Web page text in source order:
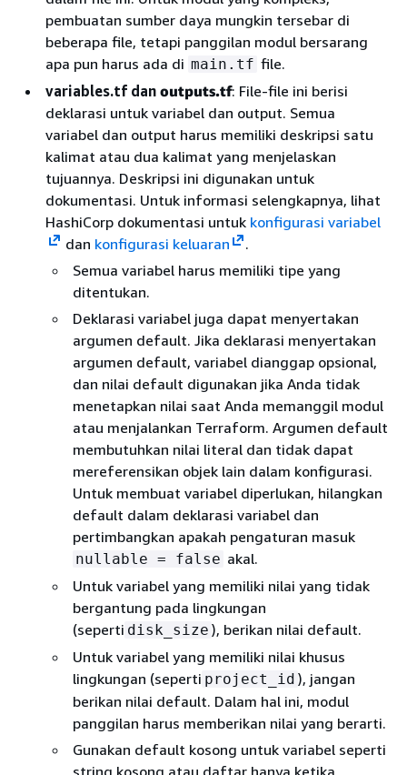
pembuatan sumber daya mungkin tersebar di
beberapa file, tetapi panggilan modul bersarang
apa pun harus ada di main.tf file.
variables.tf dan outputs.tf: File-file ini berisi
deklarasi untuk variabel dan output. Semua
variabel dan output harus memiliki deskripsi satu
kalimat atau dua kalimat yang menjelaskan
tujuannya. Deskripsi ini digunakan untuk
dokumentasi. Untuk informasi selengkapnya, lihat
HashiCorp dokumentasi untuk konfigurasi variabel
dan konfigurasi keluaran
.
Semua variabel harus memiliki tipe yang
ditentukan.
Deklarasi variabel juga dapat menyertakan
argumen default. Jika deklarasi menyertakan
argumen default, variabel dianggap opsional,
dan nilai default digunakan jika Anda tidak
menetapkan nilai saat Anda memanggil modul
atau menjalankan Terraform. Argumen default
membutuhkan nilai literal dan tidak dapat
mereferensikan objek lain dalam konfigurasi.
Untuk membuat variabel diperlukan, hilangkan
default dalam deklarasi variabel dan
pertimbangkan apakah pengaturan masuk
nullable = false akal.
Untuk variabel yang memiliki nilai yang tidak
bergantung pada lingkungan
(seperti disk_size ), berikan nilai default.
Untuk variabel yang memiliki nilai khusus
lingkungan (seperti project_id ), jangan
berikan nilai default. Dalam hal ini, modul
panggilan harus memberikan nilai yang berarti.
Gunakan default kosong untuk variabel seperti
string kosong atau daftar hanya ketika